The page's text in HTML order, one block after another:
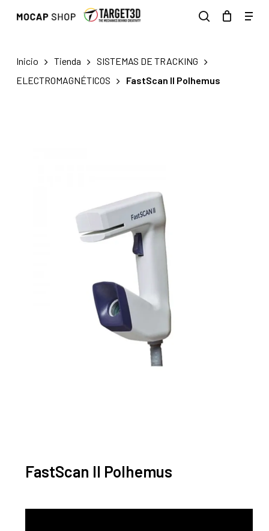
Menu
Inicio Tienda
SISTEMAS DE TRACKING
ELECTROMAGNÉTICOS
FastScan II Polhemus
FastScan II Polhemus